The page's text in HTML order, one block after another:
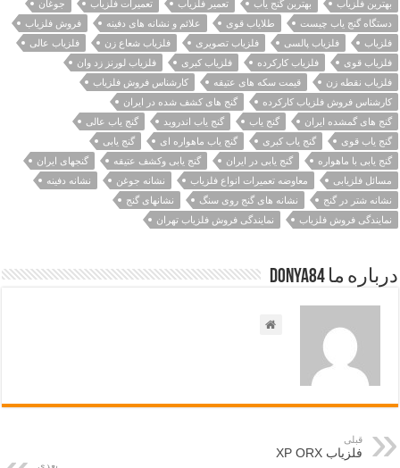
بهترین فلزیاب
بهترین گنج یاب تعمیر فلزیاب تعمیرات فلزیاب
جوغان
دستگاه گنج یاب چیست
طلایاب قوی علائم و نشانه های دفینه
فروش فلزیاب
فلزیاب
فلزیاب پالسی فلزیاب تصویری فلزیاب شعاع زن
فلزیاب عالی
فلزیاب قوی
فلزیاب کارکرده فلزیاب کبری
فلزیاب لورنز زد وان
فلزیاب نقطه زن
قیمت سکه های عتیقه
کارشناس فروش فلزیاب
کارشناس فروش فلزیاب کارکرده
گنج های کشف شده در ایران
گنج های گمشده ایران
گنج یاب گنج یاب اندروید
گنج یاب عالی
گنج یاب قوی
گنج یاب کبری گنج یاب ماهواره ای
گنج یابی
گنج یابی با ماهواره
گنج یابی در ایران گنج یابی وکشف عتیقه
گنجهای ایران
مسائل فلزیابی
معاوضه تعمیرات انواع فلزیاب نشانه جوغن
نشانه دفینه
نشانه شتر در گنج
نشانه های گنج روی سنگ
نشانهای گنج
نمایندگی فروش فلزیاب
نمایندگی فروش فلزیاب تهران
درباره ما Donya84
قبلی
فلزیاب XP ORX
بعدی